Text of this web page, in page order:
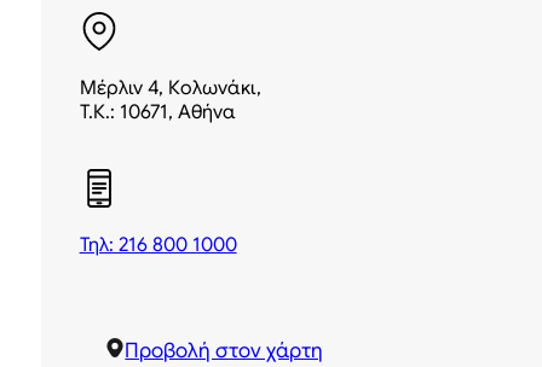
Μέρλιν 4, Κολωνάκι,
Τ.Κ.: 10671, Αθήνα
Τηλ: 216 800 1000
Προβολή στον χάρτη